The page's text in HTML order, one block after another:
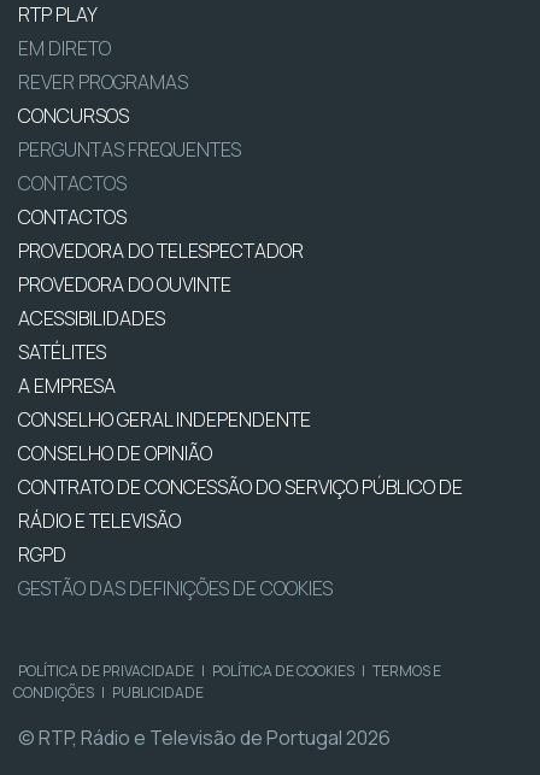
RTP PLAY
EM DIRETO
REVER PROGRAMAS
CONCURSOS
PERGUNTAS FREQUENTES
CONTACTOS
CONTACTOS
PROVEDORA DO TELESPECTADOR
PROVEDORA DO OUVINTE
ACESSIBILIDADES
SATÉLITES
A EMPRESA
CONSELHO GERAL INDEPENDENTE
CONSELHO DE OPINIÃO
CONTRATO DE CONCESSÃO DO SERVIÇO PÚBLICO DE
RÁDIO E TELEVISÃO
RGPD
GESTÃO DAS DEFINIÇÕES DE COOKIES
POLÍTICA DE PRIVACIDADE | POLÍTICA DE COOKIES | TERMOS E
CONDIÇÕES | PUBLICIDADE
© RTP, Rádio e Televisão de Portugal 2026